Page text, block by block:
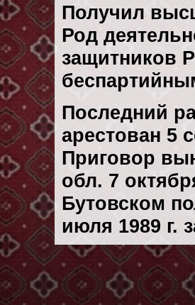
Получил
Род
защитников
Последний
арестован 5
Приговор
обл. 7
Бутовском
июля 1989 г.